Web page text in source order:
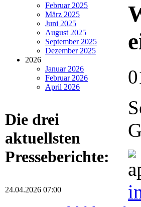
Februar 2025
März 2025
Juni 2025
August 2025
September 2025
Dezember 2025
2026
Januar 2026
Februar 2026
April 2026
Die drei
aktuellsten
Presseberichte:
24.04.2026 07:00